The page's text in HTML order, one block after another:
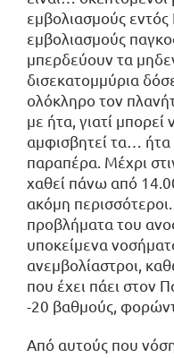
εμβολιασμούς
εμβολιασμούς
μπερδεύουν τα
δισεκατομμύρια
ολόκληρο τον
με ήτα, γιατί
αμφισβητεί τα…
παραπέρα. Μέχρι
χαθεί πάνω από
ακόμη
προβλήματα του
υποκείμενα
ανεμβολίαστροι,
που έχει πάει στον
-20 βαθμούς,
Από αυτούς που